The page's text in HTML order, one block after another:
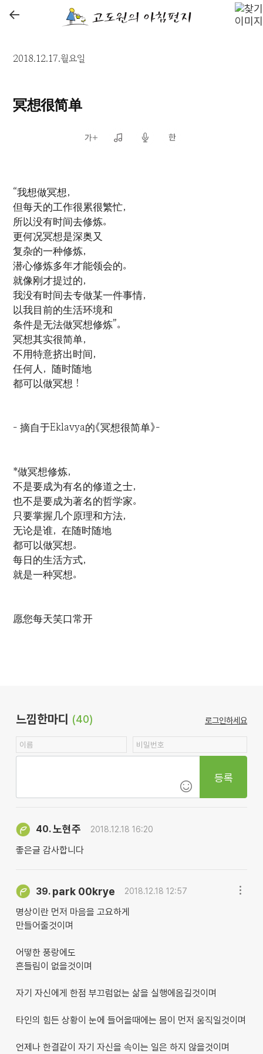
←
2018.12.17.월요일
冥想很简单
“我想做冥想，
但每天的工作很累很繁忙，
所以没有时间去修炼。
更何况冥想是深奥又
复杂的一种修炼，
潜心修炼多年才能领会的。
就像刚才提过的，
我没有时间去专做某一件事情，
以我目前的生活环境和
条件是无法做冥想修炼”。
冥想其实很简单，
不用特意挤出时间，
任何人，随时随地
都可以做冥想！
- 摘自于Eklavya的《冥想很简单》-
*做冥想修炼，
不是要成为有名的修道之士，
也不是要成为著名的哲学家。
只要掌握几个原理和方法，
无论是谁，在随时随地
都可以做冥想。
每日的生活方式，
就是一种冥想。
愿您每天笑口常开
느낌한마디 (40) 로그인하세요
등록
40.노현주 2018.12.18 16:20
좋은글 감사합니다
39. park 00krye 2018.12.18 12:57
명상이란 먼저 마음을 고요하게
만들어줄것이며
어떻한 풍랑에도
흔들림이 없을것이며
자기 자신에게 한점 부끄럼없는 삶을 실행에옴길것이며
타인의 힘든 상황이 눈에 들어올때에는 몸이 먼저 움직일것이며
언제나 한결같이 자기 자신을 속이는 일은 하지 않을것이며